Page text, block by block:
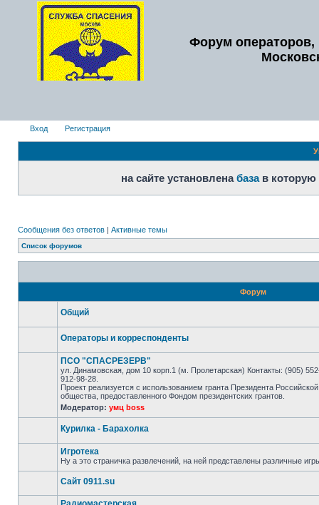
Форум операторов,
Вход Регистрация
на сайте установленабазав которую
Сообщения без ответов | Активные темы
Список форумов
Форум
Общий
Операторы и корреспонденты
ПСО "СПАСРЕЗЕРВ"
ул. Динамовская, дом 10 корп.1 (м. Пролетарская) Контакты: (905)
912-98-28.
Проект реализуется с использованием гранта Президента
общества, предоставленного Фондом президентских грантов.
Модератор: умц boss
Курилка - Барахолка
Игротека
Ну а это страничка развлечений, на ней представлены различные
Сайт 0911.su